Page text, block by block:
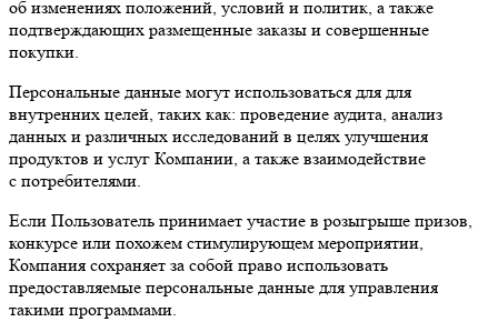
об изменениях положений, условий и политик, а также
подтверждающих размещенные заказы и совершенные
покупки.
Персональные данные могут использоваться для для
внутренних целей, таких как: проведение аудита, анализ
данных и различных исследований в целях улучшения
продуктов и услуг Компании, а также взаимодействие
с потребителями.
Если Пользователь принимает участие в розыгрыше призов,
конкурсе или похожем стимулирующем мероприятии,
Компания сохраняет за собой право использовать
предоставляемые персональные данные для управления
такими программами.